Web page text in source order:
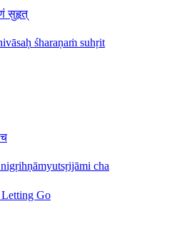
सुहृत्
śharaṇaṁ suhṛit
cha
Go